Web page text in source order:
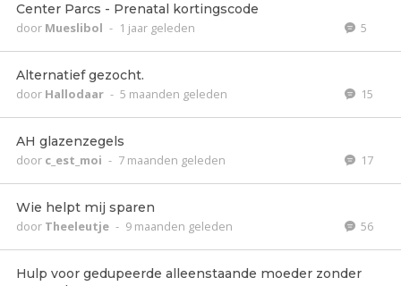
Center Parcs - Prenatal kortingscode
door Mueslibol - 1 jaar geleden 5
Alternatief gezocht.
door Hallodaar - 5 maanden geleden 15
AH glazenzegels
door c_est_moi - 7 maanden geleden 17
Wie helpt mij sparen
door Theeleutje - 9 maanden geleden 56
Hulp voor gedupeerde alleenstaande moeder zonder